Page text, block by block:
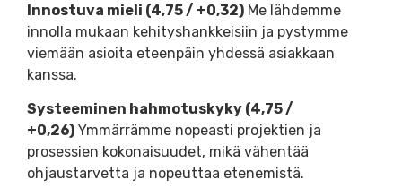
Innostuva mieli (4,75 / +0,32) Me lähdemme
innolla mukaan kehityshankkeisiin ja pystymme
viemään asioita eteenpäin yhdessä asiakkaan
kanssa.
Systeeminen hahmotuskyky (4,75 /
+0,26) Ymmärrämme nopeasti projektien ja
prosessien kokonaisuudet, mikä vähentää
ohjaustarvetta ja nopeuttaa etenemistä.